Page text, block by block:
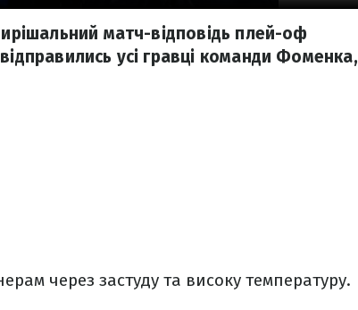
матч-відповідь плей-оф
усі гравці команди Фоменка,
через застуду та високу температуру.